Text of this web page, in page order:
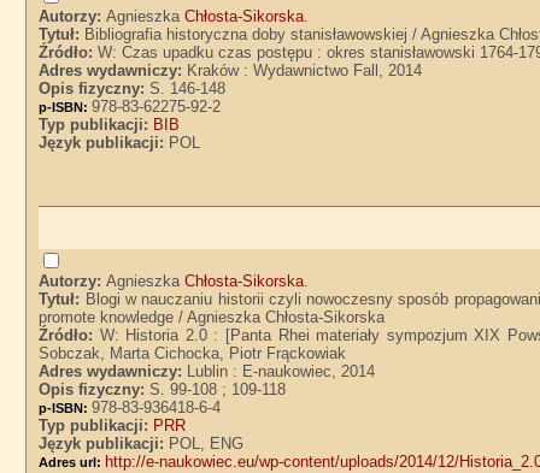
Autorzy:AgnieszkaChłosta-Sikorska.
Tytuł: Bibliografia historyczna doby stanisławowskiej / Agnieszka
Źródło:W: Czas upadku czas postępu : okres stanisławowski 1764-
Adres wydawniczy: Kraków : Wydawnictwo Fall, 2014
Opis fizyczny:S. 146-148
p-ISBN:978-83-62275-92-2
Typ publikacji: BIB
Język publikacji: POL
Autorzy:AgnieszkaChłosta-Sikorska.
Tytuł: Blogi w nauczaniu historii czyli nowoczesny sposób
promote knowledge / Agnieszka Chłosta-Sikorska
Źródło: W: Historia 2.0 : [Panta Rhei materiały sympozjum XIX
Sobczak, Marta Cichocka, Piotr Frąckowiak
Adres wydawniczy: Lublin : E-naukowiec, 2014
Opis fizyczny:S. 99-108 ; 109-118
p-ISBN:978-83-936418-6-4
Typ publikacji: PRR
Język publikacji: POL, ENG
Adres url: http://e-naukowiec.eu/wp-content/uploads/2014/12/